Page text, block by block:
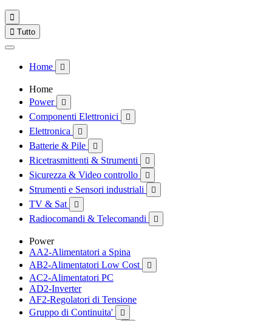

 Tutto
Home 
Home
Power

Componenti Elettronici 
Elettronica 
Batterie & Pile 
Ricetrasmittenti & Strumenti 
Sicurezza & Video controllo 
Strumenti e Sensori industriali 
TV & Sat 
Radiocomandi & Telecomandi 
Power
AA2-Alimentatori a Spina
AB2-Alimentatori Low Cost

AC2-Alimentatori PC
AD2-Inverter
AF2-Regolatori di Tensione
Gruppo di Continuita'
